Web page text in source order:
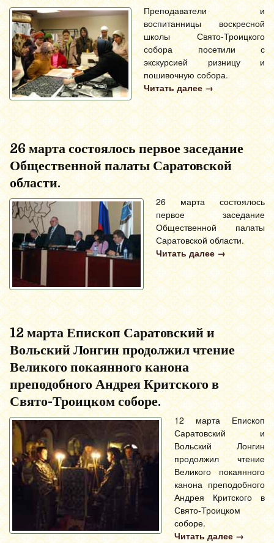
Преподаватели и
воспитанницы воскресной
школы Свято-Троицкого
собора посетили с
экскурсией ризницу и
пошивочную собора.
Читать далее →
26 марта состоялось первое заседание
Общественной палаты Саратовской
области.
26 марта состоялось
первое заседание
Общественной палаты
Саратовской области.
Читать далее →
12 марта Епископ Саратовский и
Вольский Лонгин продолжил чтение
Великого покаянного канона
преподобного Андрея Критского в
Свято-Троицком соборе.
12 марта Епископ
Саратовский и
Вольский Лонгин
продолжил чтение
Великого покаянного
канона преподобного
Андрея Критского в
Свято-Троицком
соборе.
Читать далее →